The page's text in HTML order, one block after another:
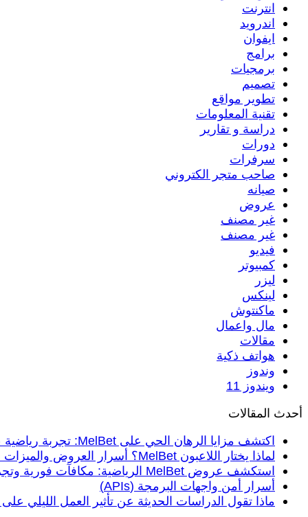
انترنت
اندرويد
ايفوان
برامج
برمجيات
تصميم
تطوير مواقع
تقنية المعلومات
دراسة و تقارير
دورات
سرفرات
صاحب متجر الكتروني
صيانه
عروض
غير مصنف
غير مصنف
فيديو
كمبيوتر
ليزر
لينكس
ماكنتوش
مال واعمال
مقالات
هواتف ذكية
وندوز
ويندوز 11
أحدث المقالات
اكتشف مزايا الرهان الحي على MelBet: تجربة رياضية عربية متكاملة
لماذا يختار اللاعبون MelBet؟ أسرار العروض والميزات في 2026
استكشف عروض MelBet الرياضية: مكافآت فورية وتجربة مراهنة آمنة في 2026
أسرار أمن واجهات البرمجة (APIs)
ماذا تقول الدراسات الحديثة عن تأثير العمل الليلي على